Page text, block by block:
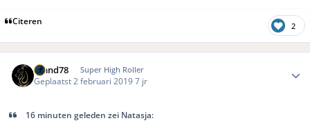
Citeren 2
Rmnd78 Super High Roller
Geplaatst2 februari 20197 jr
16 minuten geleden zei Natasja: